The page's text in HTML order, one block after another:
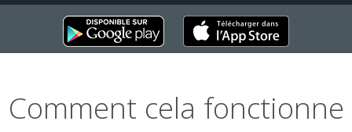
Comment cela fonctionne